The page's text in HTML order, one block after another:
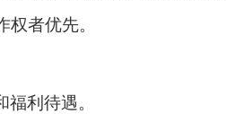
者优先。
利待遇。